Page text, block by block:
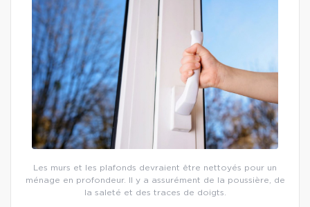
Les murs et les plafonds devraient être nettoyés pour un
ménage en profondeur. Il y a assurément de la poussière, de
la saleté et des traces de doigts.